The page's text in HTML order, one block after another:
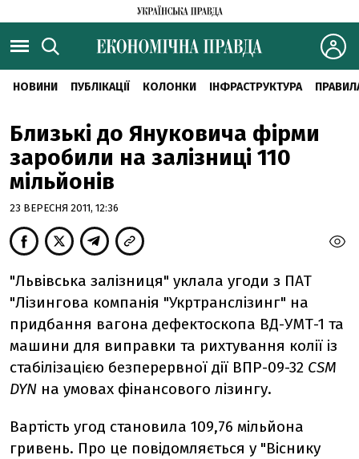
НОВИНИ ПУБЛІКАЦІЇ КОЛОНКИ ІНФРАСТРУКТУРА
Близькі до Януковича фірми
заробили на залізниці 110
мільйонів
23 ВЕРЕСНЯ 2011, 12:36
"Львівська залізниця" уклала угоди з ПАТ
"Лізингова компанія "Укртранслізинг" на
придбання вагона дефектоскопа ВД-УМТ-1 та
машини для виправки та рихтування колії із
стабілізацією безперервної дії ВПР-09-32 СSM
DYN на умовах фінансового лізингу.
Вартість угод становила 109,76 мільйона
гривень. Про це повідомляється у "Віснику